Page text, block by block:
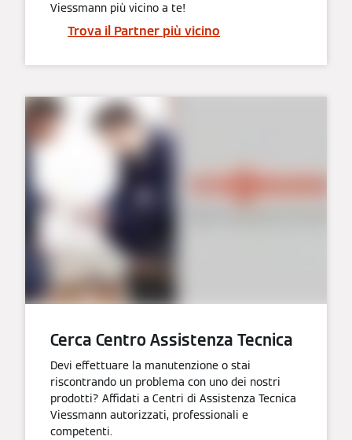
Viessmann più vicino a te!
Trova il Partner più vicino
Cerca Centro Assistenza Tecnica
Devi effettuare la manutenzione o stai
riscontrando un problema con uno dei nostri
prodotti? Affidati a Centri di Assistenza Tecnica
Viessmann autorizzati, professionali e
competenti.